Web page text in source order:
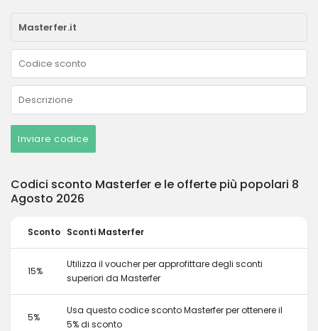
Inviare codice
Codici sconto Masterfer e le offerte più popolari 8
Agosto 2026
Sconto Sconti Masterfer
15%
Utilizza il voucher per approfittare degli sconti
superiori da Masterfer
5%
Usa questo codice sconto Masterfer per ottenere il
5% di sconto